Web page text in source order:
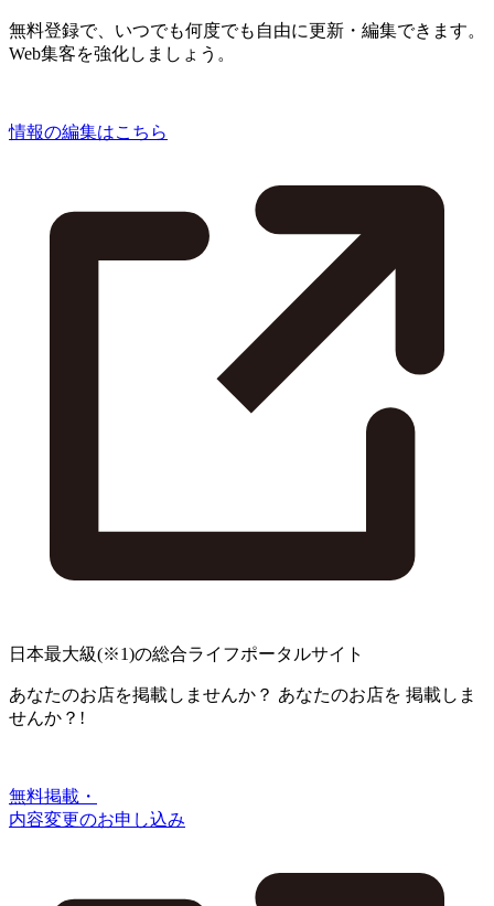
無料登録で、いつでも何度でも自由に更新・編集できます。
Web集客を強化しましょう。
情報の編集はこちら
日本最大級(※1)の総合ライフポータルサイト
あなたのお店を掲載しませんか？ あなたのお店を 掲載しま
せんか？!
無料掲載・
内容変更のお申し込み